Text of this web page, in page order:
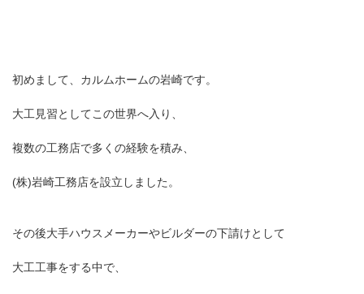
初めまして、カルムホームの岩崎です。
大工見習としてこの世界へ入り、
複数の工務店で多くの経験を積み、
(株)岩崎工務店を設立しました。
その後大手ハウスメーカーやビルダーの下請けとして
大工工事をする中で、